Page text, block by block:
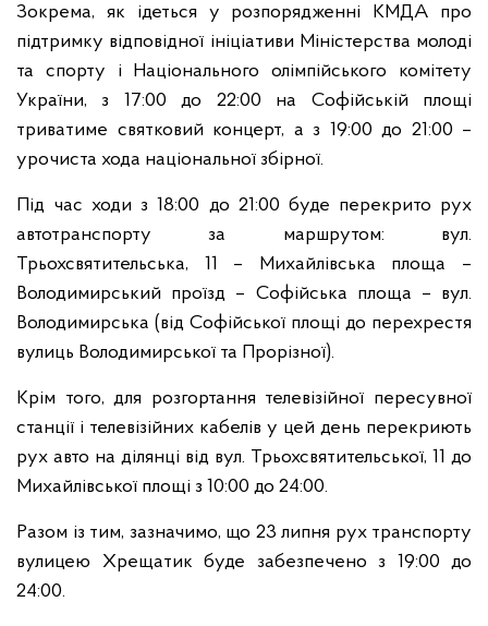
Зокрема, як ідеться у розпорядженні КМДА про
підтримку відповідної ініціативи Міністерства молоді
та спорту і Національного олімпійського комітету
України, з 17:00 до 22:00 на Софійській площі
триватиме святковий концерт, а з 19:00 до 21:00 –
урочиста хода національної збірної.
Під час ходи з 18:00 до 21:00 буде перекрито рух
автотранспорту за маршрутом: вул.
Трьохсвятительська, 11 – Михайлівська площа –
Володимирський проїзд – Софійська площа – вул.
Володимирська (від Софійської площі до перехрестя
вулиць Володимирської та Прорізної).
Крім того, для розгортання телевізійної пересувної
станції і телевізійних кабелів у цей день перекриють
рух авто на ділянці від вул. Трьохсвятительської, 11 до
Михайлівської площі з 10:00 до 24:00.
Разом із тим, зазначимо, що 23 липня рух транспорту
вулицею Хрещатик буде забезпечено з 19:00 до
24:00.